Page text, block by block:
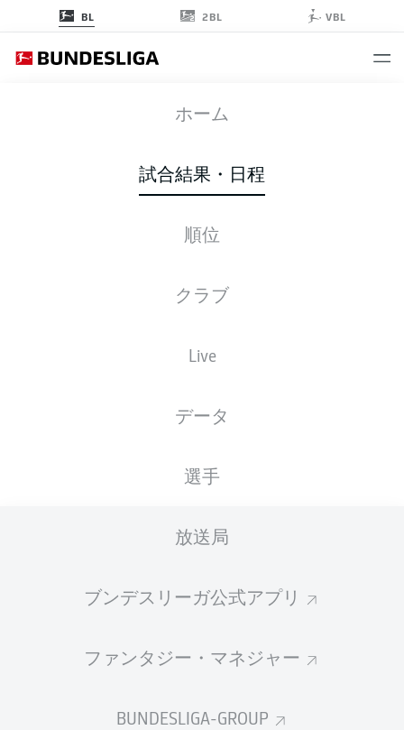
BL 2BL VBL
ホーム
試合結果・日程
順位
クラブ
Live
データ
選手
放送局
ブンデスリーガ公式アプリ
ファンタジー・マネジャー
BUNDESLIGA-GROUP
BMG RBL
スターティングメンバー
金, 22.01.2027 - 日, 24.01.2027
広告
Welcome along and thanks for joining us for build-up